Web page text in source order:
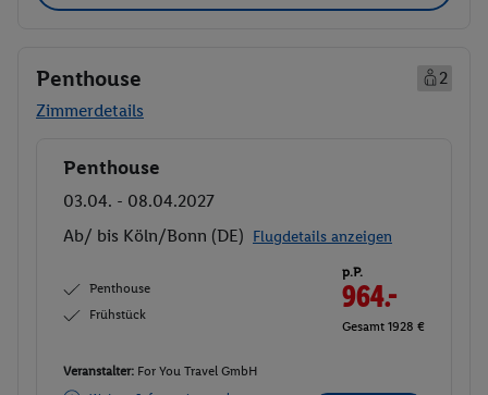
Penthouse
2
Zimmerdetails
Buchen
Penthouse
03.04. - 08.04.2027
Ab/ bis Köln/Bonn (DE) Flugdetails anzeigen
Penthouse
Frühstück
p.P.
964.-
Gesamt 1928 €
Veranstalter: For You Travel GmbH